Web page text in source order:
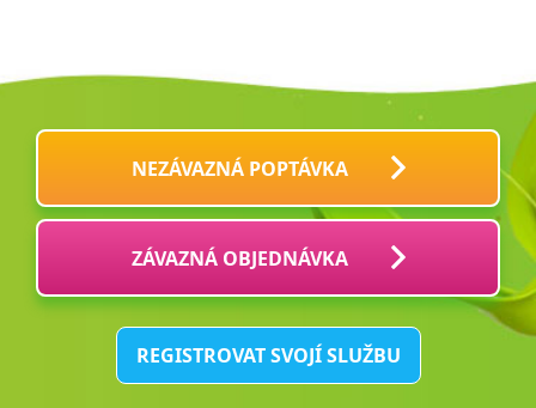
NEZÁVAZNÁ POPTÁVKA
ZÁVAZNÁ OBJEDNÁVKA
REGISTROVAT SVOJÍ SLUŽBU